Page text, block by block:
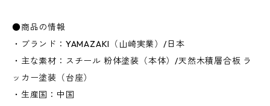
●商品の情報
・ブランド：YAMAZAKI（山崎実業）/日本
・主な素材：スチール 粉体塗装（本体）/天然木積層合板 ラ
ッカー塗装（台座）
・生産国：中国